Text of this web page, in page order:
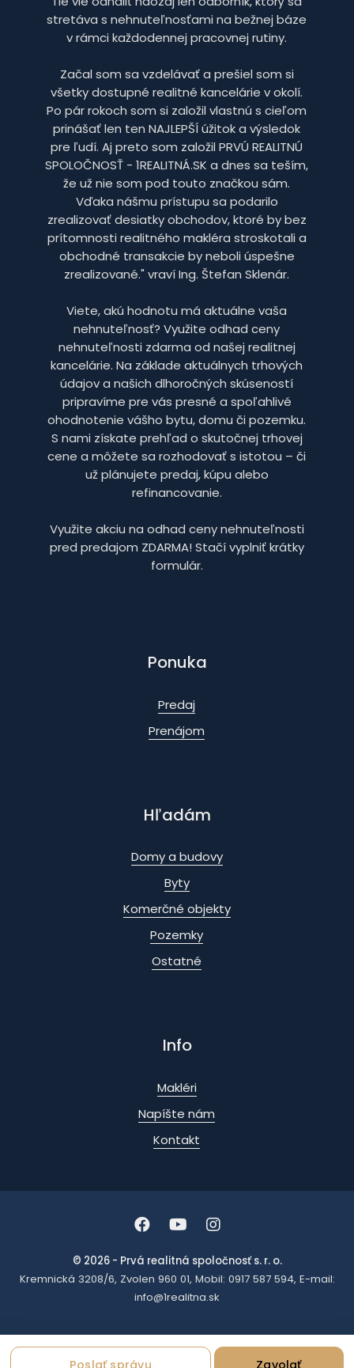
Poslať správu Zavolať
stretáva s nehnuteľnosťami na bežnej báze
v rámci každodennej pracovnej rutiny.
Začal som sa vzdelávať a prešiel som si
všetky dostupné realitné kancelárie v okolí.
Po pár rokoch som si založil vlastnú s cieľom
prinášať len ten NAJLEPŠÍ úžitok a výsledok
pre ľudí. Aj preto som založil PRVÚ REALITNÚ
SPOLOČNOSŤ - 1REALITNÁ.SK a dnes sa teším,
že už nie som pod touto značkou sám.
Vďaka nášmu prístupu sa podarilo
zrealizovať desiatky obchodov, ktoré by bez
prítomnosti realitného makléra stroskotali a
obchodné transakcie by neboli úspešne
zrealizované." vraví Ing. Štefan Sklenár.
Viete, akú hodnotu má aktuálne vaša
nehnuteľnosť? Využite odhad ceny
nehnuteľnosti zdarma od našej realitnej
kancelárie. Na základe aktuálnych trhových
údajov a našich dlhoročných skúseností
pripravíme pre vás presné a spoľahlivé
ohodnotenie vášho bytu, domu či pozemku.
S nami získate prehľad o skutočnej trhovej
cene a môžete sa rozhodovať s istotou – či
už plánujete predaj, kúpu alebo
refinancovanie.
Využite akciu na odhad ceny nehnuteľnosti
pred predajom ZDARMA! Stačí vyplniť krátky
formulár.
Ponuka
Predaj
Prenájom
Hľadám
Domy a budovy
Byty
Komerčné objekty
Pozemky
Ostatné
Info
Makléri
Napíšte nám
Kontakt
© 2026 - Prvá realitná spoločnosť s. r. o.
Kremnická 3208/6, Zvolen 960 01, Mobil: 0917 587 594, E-mail:
info@1realitna.sk